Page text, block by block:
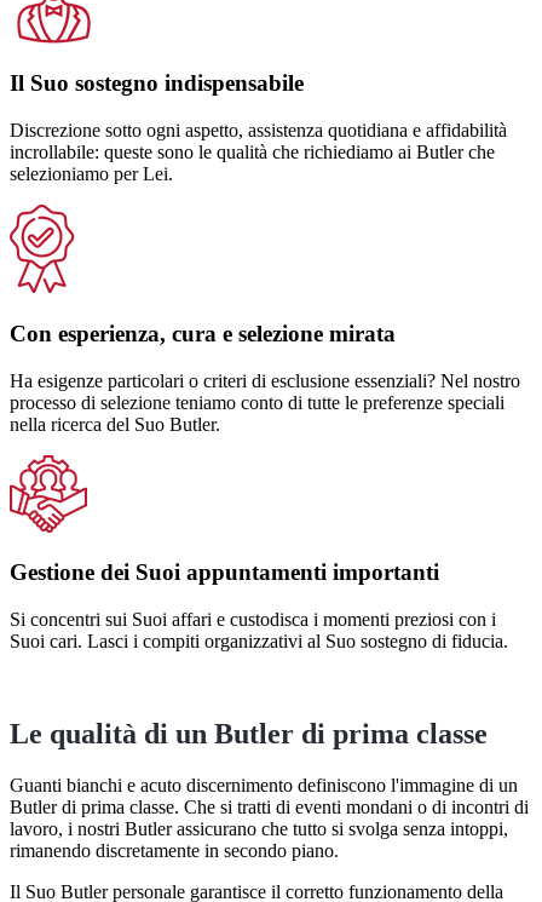
Il Suo sostegno indispensabile
Discrezione sotto ogni aspetto, assistenza quotidiana e affidabilità
incrollabile: queste sono le qualità che richiediamo ai Butler che
selezioniamo per Lei.
Con esperienza, cura e selezione mirata
Ha esigenze particolari o criteri di esclusione essenziali? Nel nostro
processo di selezione teniamo conto di tutte le preferenze speciali
nella ricerca del Suo Butler.
Gestione dei Suoi appuntamenti importanti
Si concentri sui Suoi affari e custodisca i momenti preziosi con i
Suoi cari. Lasci i compiti organizzativi al Suo sostegno di fiducia.
Le qualità di un Butler di prima classe
Guanti bianchi e acuto discernimento definiscono l'immagine di un
Butler di prima classe. Che si tratti di eventi mondani o di incontri di
lavoro, i nostri Butler assicurano che tutto si svolga senza intoppi,
rimanendo discretamente in secondo piano.
Il Suo Butler personale garantisce il corretto funzionamento della